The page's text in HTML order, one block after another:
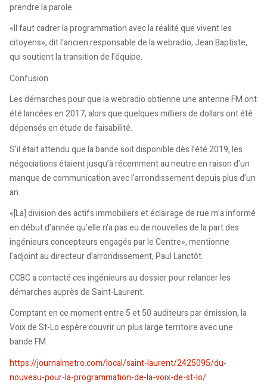
prendre la parole.
«Il faut cadrer la programmation avec la réalité que vivent les
citoyens», dit l’ancien responsable de la webradio, Jean Baptiste,
qui soutient la transition de l’équipe.
Confusion
Les démarches pour que la webradio obtienne une antenne FM ont
été lancées en 2017, alors que quelques milliers de dollars ont été
dépensés en étude de faisabilité.
S’il était attendu que la bande soit disponible dès l’été 2019, les
négociations étaient jusqu’à récemment au neutre en raison d’un
manque de communication avec l’arrondissement depuis plus d’un
an
«[La] division des actifs immobiliers et éclairage de rue m’a informé
en début d’année qu’elle n’a pas eu de nouvelles de la part des
ingénieurs concepteurs engagés par le Centre», mentionne
l’adjoint au directeur d’arrondissement, Paul Lanctôt.
CCBC a contacté ces ingénieurs au dossier pour relancer les
démarches auprès de Saint-Laurent.
Comptant en ce moment entre 5 et 50 auditeurs par émission, la
Voix de St-Lo espère couvrir un plus large territoire avec une
bande FM.
https://journalmetro.com/local/saint-laurent/2425095/du-
nouveau-pour-la-programmation-de-la-voix-de-st-lo/